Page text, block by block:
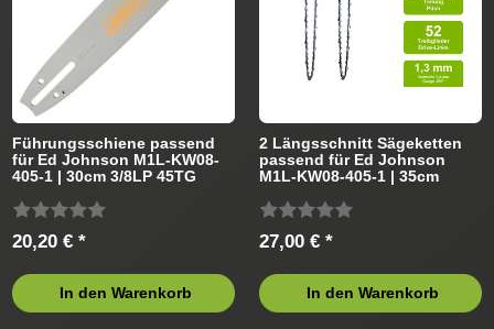
Führungsschiene passend
für Ed Johnson M1L-KW08-
405-1 | 30cm 3/8LP 45TG
20,20 € *
In den Warenkorb
2 Längsschnitt Sägeketten
passend für Ed Johnson
M1L-KW08-405-1 | 35cm
27,00 € *
In den Warenkorb